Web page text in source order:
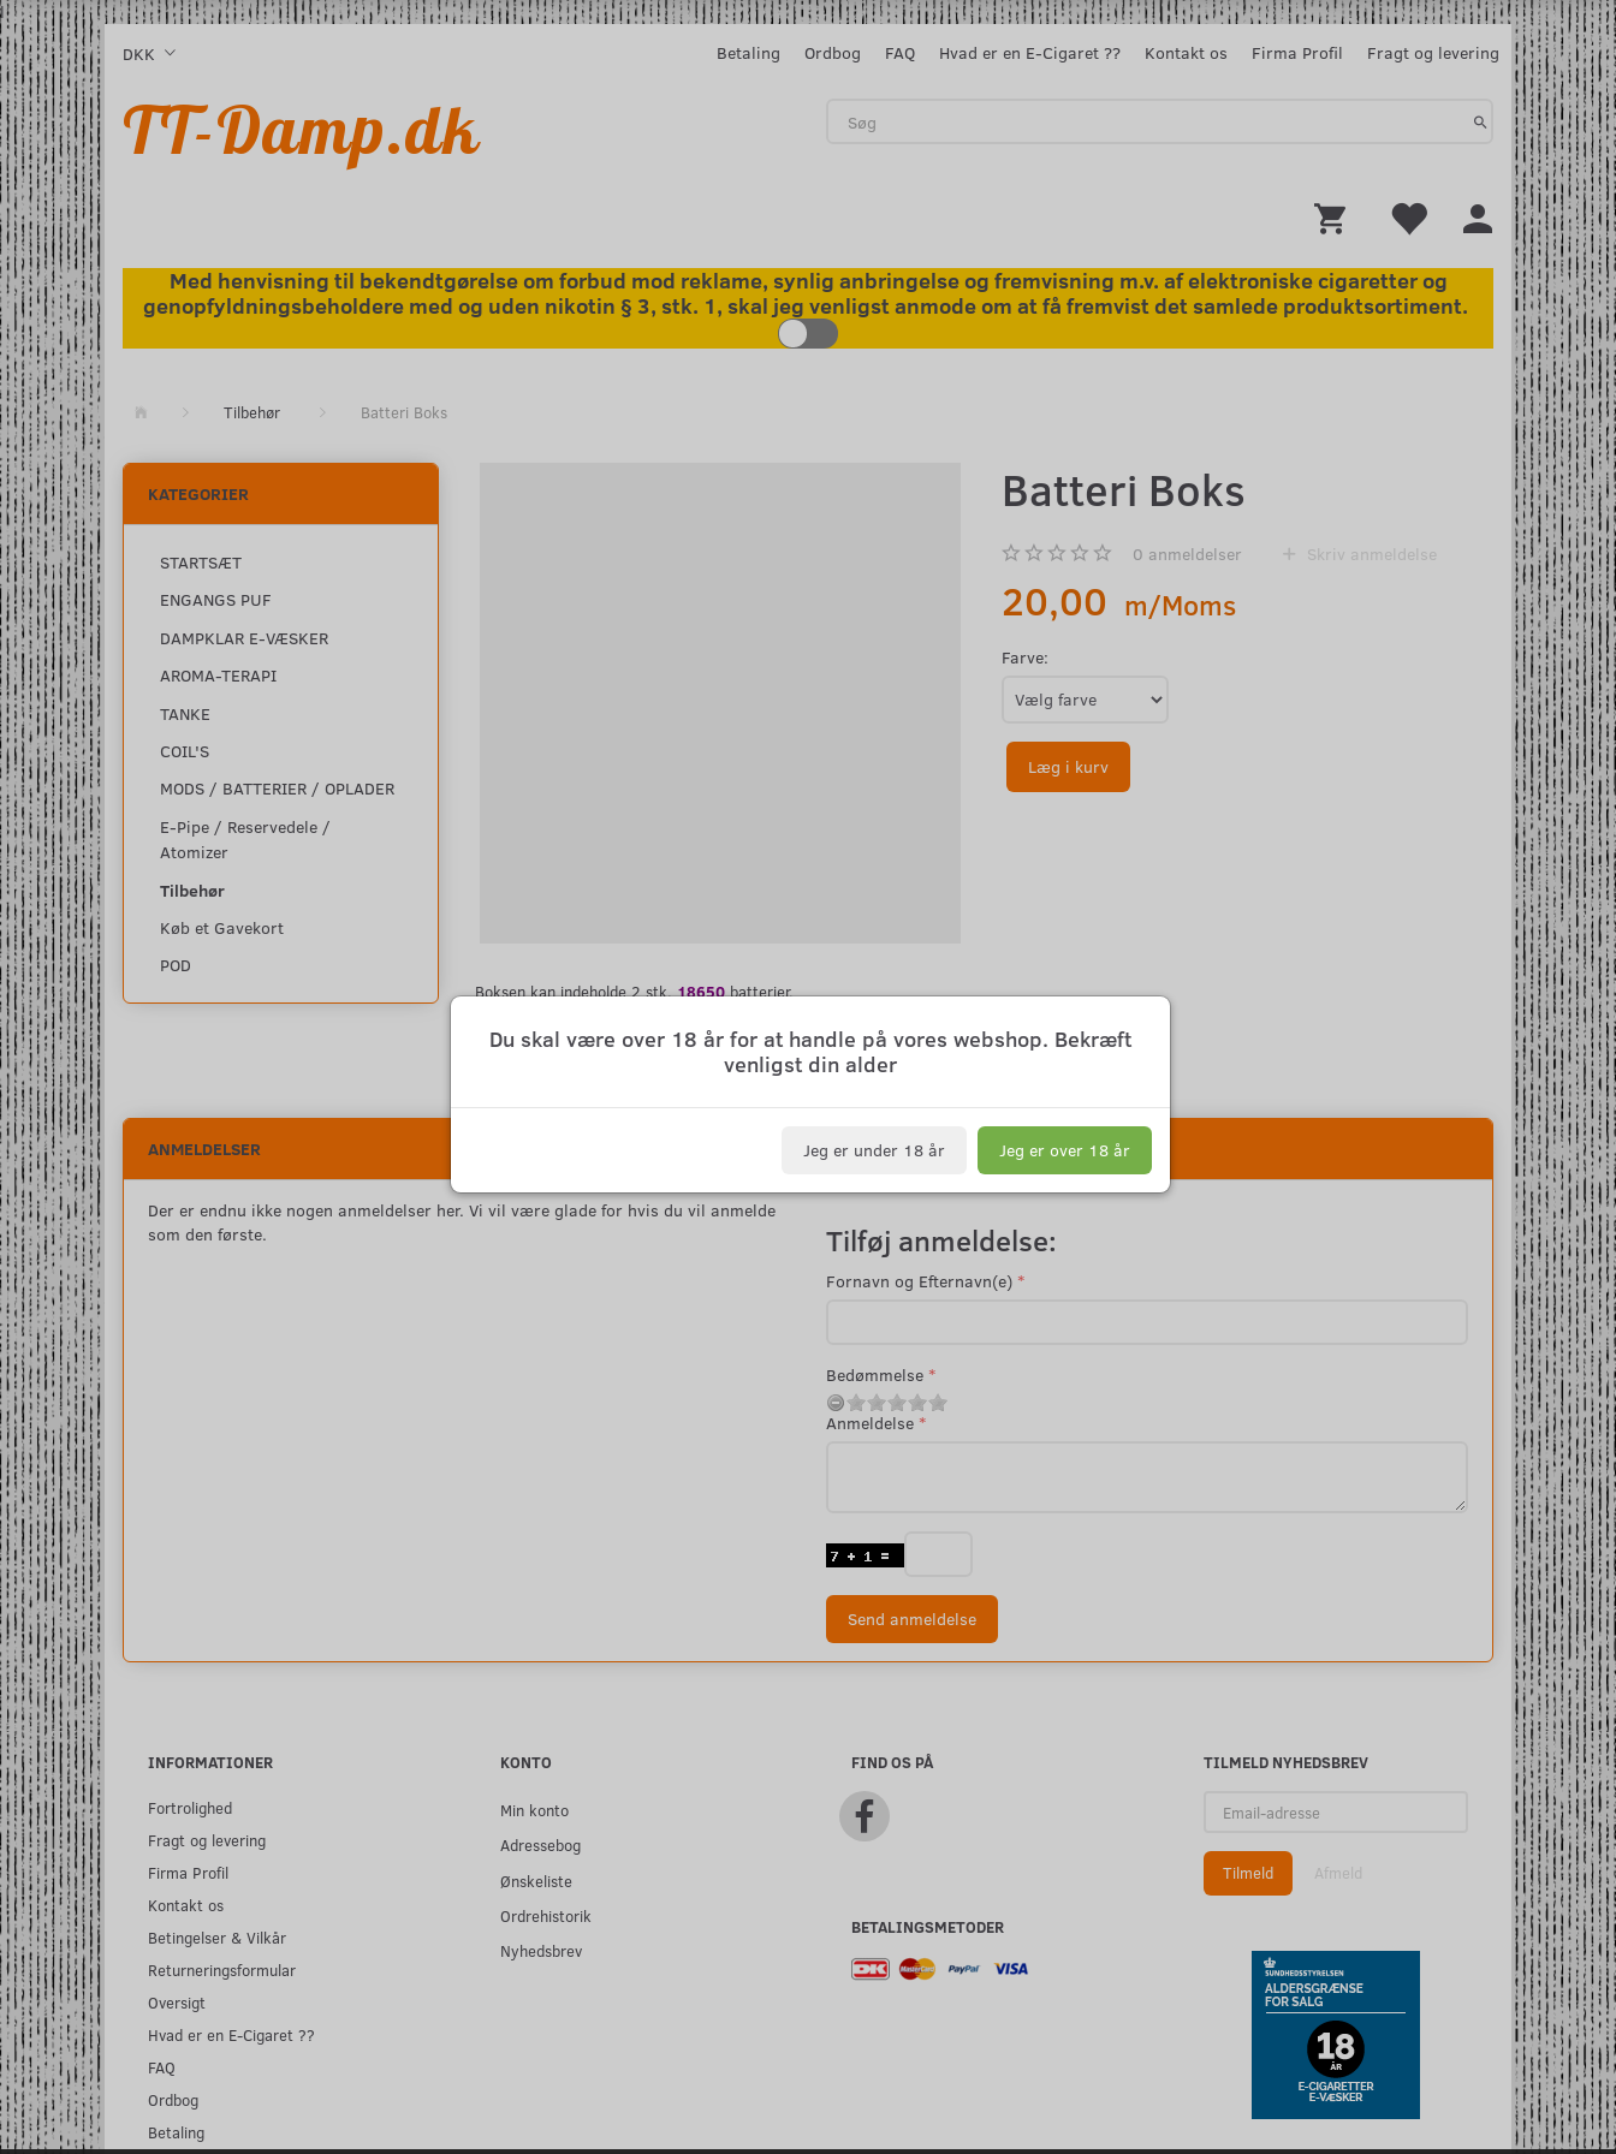
l
DKK
Fragt og levering
Firma Profil
Kontakt os
Hvad er en E-Cigaret ??
FAQ
Ordbog
Betaling
TT-Damp.dk
Med henvisning til bekendtgørelse om forbud mod reklame, synlig anbringelse og fremvisning m.v. af elektroniske cigaretter og
genopfyldningsbeholdere med og uden nikotin § 3, stk. 1, skal jeg venligst anmode om at få fremvist det samlede produktsortiment.
Tilbehør Batteri Boks
KATEGORIER
STARTSÆT
ENGANGS PUF
DAMPKLAR E-VÆSKER
AROMA-TERAPI
TANKE
COIL'S
MODS / BATTERIER / OPLADER
E-Pipe / Reservedele /
Atomizer
Tilbehør
Køb et Gavekort
POD
Batteri Boks
0 anmeldelser Skriv anmeldelse
20,00 m/Moms
Farve:
Læg i kurv
Boksen kan indeholde 2 stk.18650batterier.
Du køber :
1 x Batteri Boks til 18650 batterier.
ANMELDELSER
Der er endnu ikke nogen anmeldelser her. Vi vil være glade for hvis du vil anmelde
som den første.
Tilføj anmeldelse:
Fornavn og Efternavn(e)
Bedømmelse
Anmeldelse
Send anmeldelse
INFORMATIONER
Fortrolighed
Fragt og levering
Firma Profil
Kontakt os
Betingelser & Vilkår
Returneringsformular
Oversigt
Hvad er en E-Cigaret ??
FAQ
Ordbog
Betaling
KONTO
Min konto
Adressebog
Ønskeliste
Ordrehistorik
Nyhedsbrev
FIND OS PÅ
BETALINGSMETODER
TILMELD NYHEDSBREV
adresse
Tilmeld Afmeld
Du skal være over 18 år for at handle på vores webshop. Bekræft
venligst din alder
Jeg er under 18 år Jeg er over 18 år